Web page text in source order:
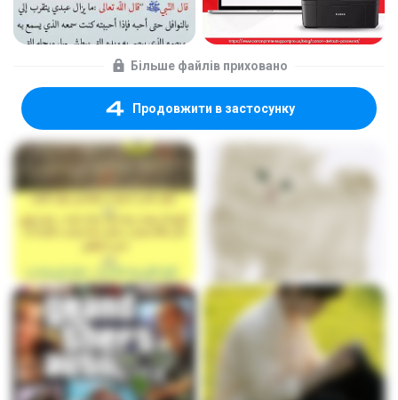
Більше файлів приховано
Продовжити в застосунку